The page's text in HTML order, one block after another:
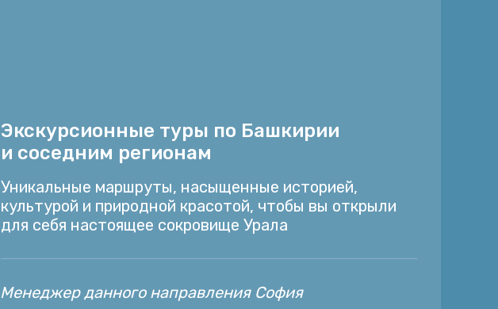
Менеджер данного направления София
Уникальные маршруты, насыщенные историей,
культурой и природной красотой, чтобы вы открыли
для себя настоящее сокровище Урала
Экскурсионные туры по Башкирии
и соседним регионам